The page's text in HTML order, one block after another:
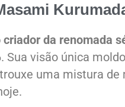
da renomada
Sua visão única
uma mistura